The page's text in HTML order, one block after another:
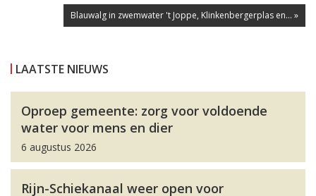
Blauwalg in zwemwater 't Joppe, Klinkenbergerplas en... »
LAATSTE NIEUWS
Oproep gemeente: zorg voor voldoende
water voor mens en dier
6 augustus 2026
Rijn-Schiekanaal weer open voor